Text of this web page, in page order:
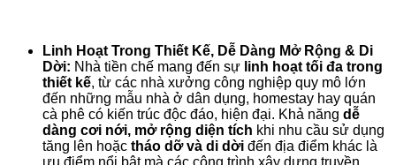
Linh Hoạt Trong Thiết Kế, Dễ Dàng Mở Rộng & Di
Dời: Nhà tiền chế mang đến sự linh hoạt tối đa trong
thiết kế, từ các nhà xưởng công nghiệp quy mô lớn
đến những mẫu nhà ở dân dụng, homestay hay quán
cà phê có kiến trúc độc đáo, hiện đại. Khả năng dễ
dàng cơi nới, mở rộng diện tích khi nhu cầu sử dụng
tăng lên hoặc tháo dỡ và di dời đến địa điểm khác là
ưu điểm nổi bật mà các công trình xây dựng truyền